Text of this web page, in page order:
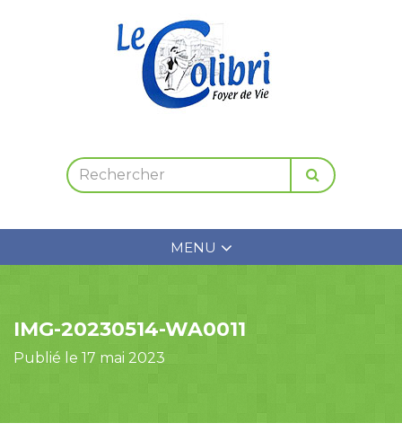
MENU
IMG-20230514-WA0011
Publié le 17 mai 2023